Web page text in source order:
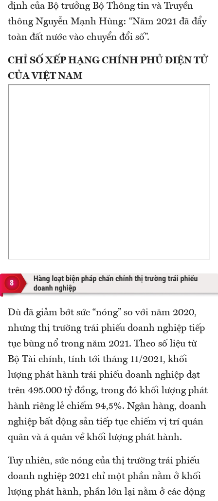
định của Bộ trưởng Bộ Thông tin và Truyền
thông Nguyễn Mạnh Hùng: “Năm 2021 đã đẩy
toàn đất nước vào chuyển đổi số”.
CHỈ SỐ XẾP HẠNG CHÍNH PHỦ ĐIỆN TỬ
CỦA VIỆT NAM
Dù đã giảm bớt sức “nóng” so với năm 2020,
nhưng thị trường trái phiếu doanh nghiệp tiếp
tục bùng nổ trong năm 2021. Theo số liệu từ
Bộ Tài chính, tính tới tháng 11/2021, khối
lượng phát hành trái phiếu doanh nghiệp đạt
trên 495.000 tỷ đồng, trong đó khối lượng phát
hành riêng lẻ chiếm 94,5%. Ngân hàng, doanh
nghiệp bất động sản tiếp tục chiếm vị trí quán
quân và á quân về khối lượng phát hành.
Tuy nhiên, sức nóng của thị trường trái phiếu
doanh nghiệp 2021 chỉ một phần nằm ở khối
lượng phát hành, phần lớn lại nằm ở các động